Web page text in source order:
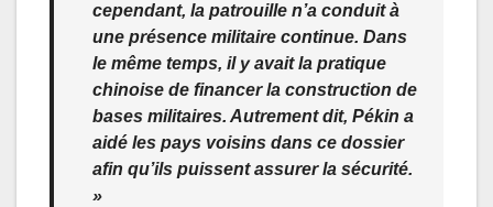
cependant, la patrouille n’a conduit à
une présence militaire continue. Dans
le même temps, il y avait la pratique
chinoise de financer la construction de
bases militaires. Autrement dit, Pékin a
aidé les pays voisins dans ce dossier
afin qu’ils puissent assurer la sécurité.
»